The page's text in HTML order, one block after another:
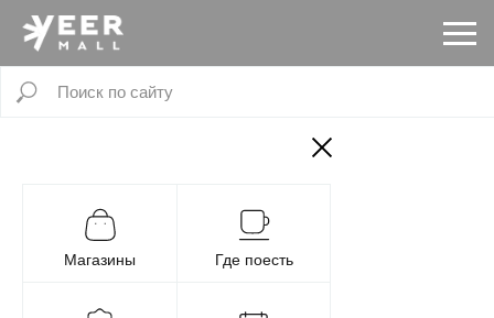
Магазины Где поесть